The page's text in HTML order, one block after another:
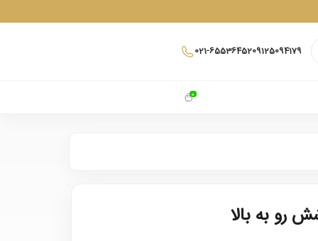
021-6553645209125094179
0
رو به بالا